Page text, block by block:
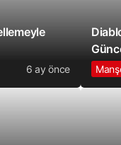
6 ay önce